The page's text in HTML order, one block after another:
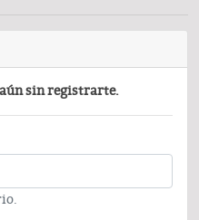
sin registrarte.